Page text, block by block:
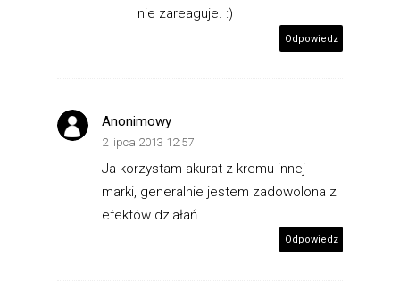
nie zareaguje. :)
Odpowiedz
Anonimowy
2 lipca 2013 12:57
Ja korzystam akurat z kremu innej
marki, generalnie jestem zadowolona z
efektów działań.
Odpowiedz